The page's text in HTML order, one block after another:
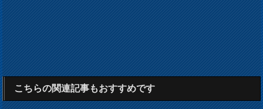
こちらの関連記事もおすすめです